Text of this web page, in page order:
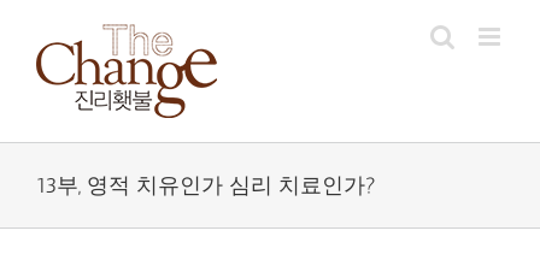
content
13부, 영적 치유인가 심리 치료인가?